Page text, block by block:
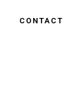
CONTACT